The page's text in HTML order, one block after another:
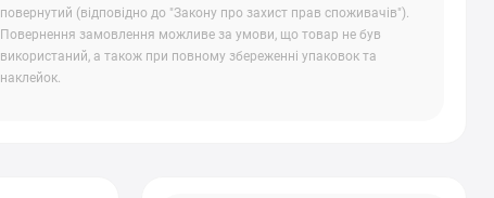
повернутий (відповідно до "Закону про захист прав споживачів").
Повернення замовлення можливе за умови, що товар не був
використаний, а також при повному збереженні упаковок та
наклейок.